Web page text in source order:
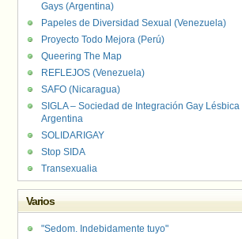
Gays (Argentina)
Papeles de Diversidad Sexual (Venezuela)
Proyecto Todo Mejora (Perú)
Queering The Map
REFLEJOS (Venezuela)
SAFO (Nicaragua)
SIGLA – Sociedad de Integración Gay Lésbica
Argentina
SOLIDARIGAY
Stop SIDA
Transexualia
Varios
"Sedom. Indebidamente tuyo"